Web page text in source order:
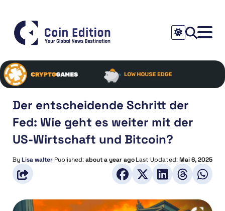
Der entscheidende Schritt der
Fed: Wie geht es weiter mit der
US-Wirtschaft und Bitcoin?
ByLisa walter Published:about a year ago Last Updated:Mai 6, 2025